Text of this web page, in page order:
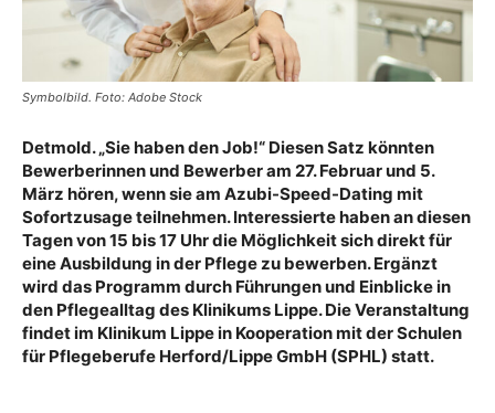
Symbolbild. Foto: Adobe Stock
Detmold. „Sie haben den Job!“ Diesen Satz könnten
Bewerberinnen und Bewerber am 27. Februar und 5.
März hören, wenn sie am Azubi-Speed-Dating mit
Sofortzusage teilnehmen. Interessierte haben an diesen
Tagen von 15 bis 17 Uhr die Möglichkeit sich direkt für
eine Ausbildung in der Pflege zu bewerben. Ergänzt
wird das Programm durch Führungen und Einblicke in
den Pflegealltag des Klinikums Lippe. Die Veranstaltung
findet im Klinikum Lippe in Kooperation mit der Schulen
für Pflegeberufe Herford/Lippe GmbH (SPHL) statt.